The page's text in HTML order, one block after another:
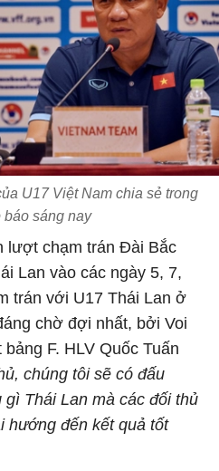
U17 Việt Nam chia sẻ trong
báo sáng nay
lượt chạm trán Đài Bắc
Lan vào các ngày 5, 7,
trán với U17 Thái Lan ở
chờ đợi nhất, bởi Voi
F. HLV Quốc Tuấn
chúng tôi sẽ có đấu
Thái Lan mà các đối thủ
hướng đến kết quả tốt